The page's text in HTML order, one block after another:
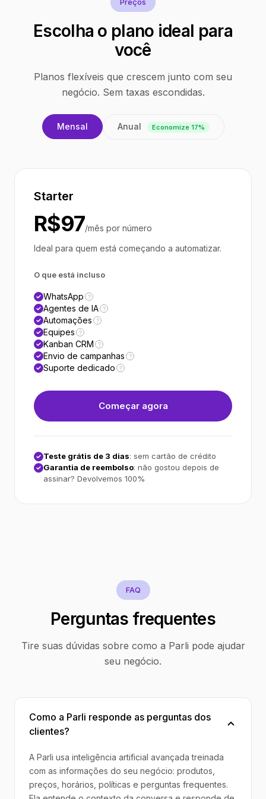
Escolha o plano ideal para
você
Planos flexíveis que crescem junto com seu
negócio. Sem taxas escondidas.
Mensal Anual Economize 17%
Starter
R$97/mês por número
Ideal para quem está começando a automatizar.
O que está incluso
WhatsApp ?
Agentes de IA ?
Automações ?
Equipes ?
Kanban CRM ?
Envio de campanhas ?
Suporte dedicado ?
Começar agora
Teste grátis de 3 dias: sem cartão de crédito
Garantia de reembolso: não gostou depois de
assinar? Devolvemos 100%
FAQ
Perguntas frequentes
Tire suas dúvidas sobre como a Parli pode ajudar
seu negócio.
Como a Parli responde as perguntas dos
clientes?
A Parli usa inteligência artificial avançada treinada
com as informações do seu negócio: produtos,
preços, horários, políticas e perguntas frequentes.